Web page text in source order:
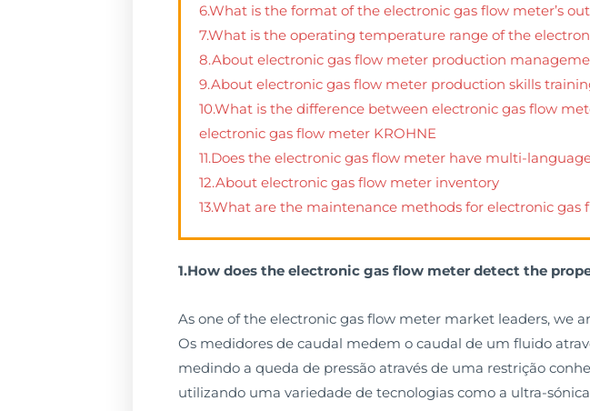
6.What is the format of the electronic gas flow meter’s
7.What is the operating temperature range of the
8.About electronic gas flow meter production
9.About electronic gas flow meter production skills
10.What is the difference between electronic gas flow
electronic gas flow meter KROHNE
11.Does the electronic gas flow meter have multi-
12.About electronic gas flow meter inventory
13.What are the maintenance methods for electronic gas
1.How does the electronic gas flow meter detect the
As one of the electronic gas flow meter market leaders, we
Os medidores de caudal medem o caudal de um fluido
medindo a queda de pressão através de uma restrição
utilizando uma variedade de tecnologias como a ultra-